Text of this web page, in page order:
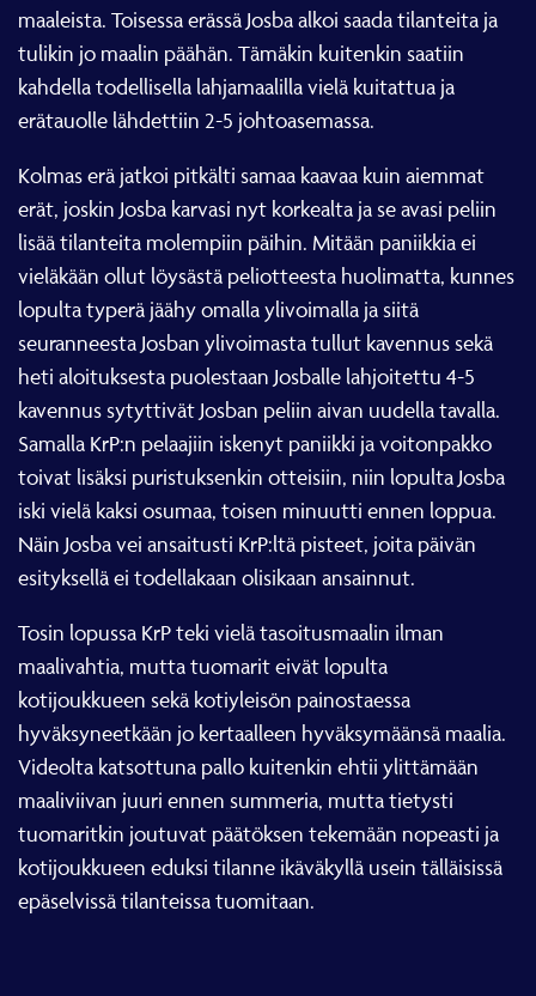
maaleista. Toisessa erässä Josba alkoi saada tilanteita ja
tulikin jo maalin päähän. Tämäkin kuitenkin saatiin
kahdella todellisella lahjamaalilla vielä kuitattua ja
erätauolle lähdettiin 2-5 johtoasemassa.
Kolmas erä jatkoi pitkälti samaa kaavaa kuin aiemmat
erät, joskin Josba karvasi nyt korkealta ja se avasi peliin
lisää tilanteita molempiin päihin. Mitään paniikkia ei
vieläkään ollut löysästä peliotteesta huolimatta, kunnes
lopulta typerä jäähy omalla ylivoimalla ja siitä
seuranneesta Josban ylivoimasta tullut kavennus sekä
heti aloituksesta puolestaan Josballe lahjoitettu 4-5
kavennus sytyttivät Josban peliin aivan uudella tavalla.
Samalla KrP:n pelaajiin iskenyt paniikki ja voitonpakko
toivat lisäksi puristuksenkin otteisiin, niin lopulta Josba
iski vielä kaksi osumaa, toisen minuutti ennen loppua.
Näin Josba vei ansaitusti KrP:ltä pisteet, joita päivän
esityksellä ei todellakaan olisikaan ansainnut.
Tosin lopussa KrP teki vielä tasoitusmaalin ilman
maalivahtia, mutta tuomarit eivät lopulta
kotijoukkueen sekä kotiyleisön painostaessa
hyväksyneetkään jo kertaalleen hyväksymäänsä maalia.
Videolta katsottuna pallo kuitenkin ehtii ylittämään
maaliviivan juuri ennen summeria, mutta tietysti
tuomaritkin joutuvat päätöksen tekemään nopeasti ja
kotijoukkueen eduksi tilanne ikäväkyllä usein tälläisissä
epäselvissä tilanteissa tuomitaan.